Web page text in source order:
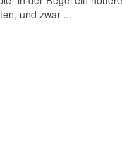
und zwar ...